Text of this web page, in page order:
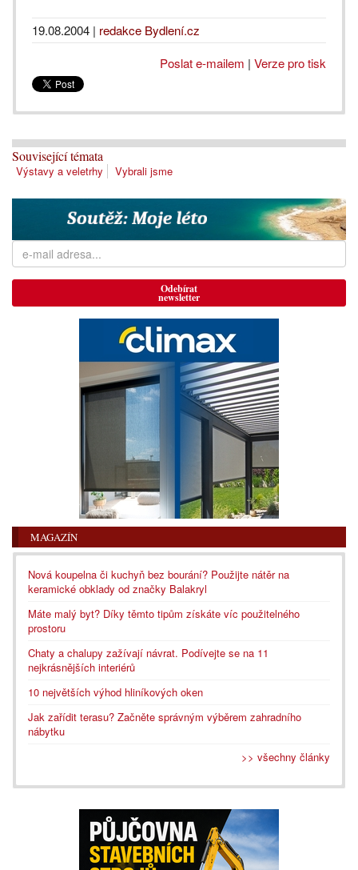
19.08.2004 | redakce Bydlení.cz
Poslat e-mailem | Verze pro tisk
Související témata
Výstavy a veletrhy Vybrali jsme
Odebírat
newsletter
MAGAZÍN
Nová koupelna či kuchyň bez bourání? Použijte nátěr na
keramické obklady od značky Balakryl
Máte malý byt? Díky těmto tipům získáte víc použitelného
prostoru
Chaty a chalupy zažívají návrat. Podívejte se na 11
nejkrásnějších interiérů
10 největších výhod hliníkových oken
Jak zařídit terasu? Začněte správným výběrem zahradního
nábytku
>> všechny články